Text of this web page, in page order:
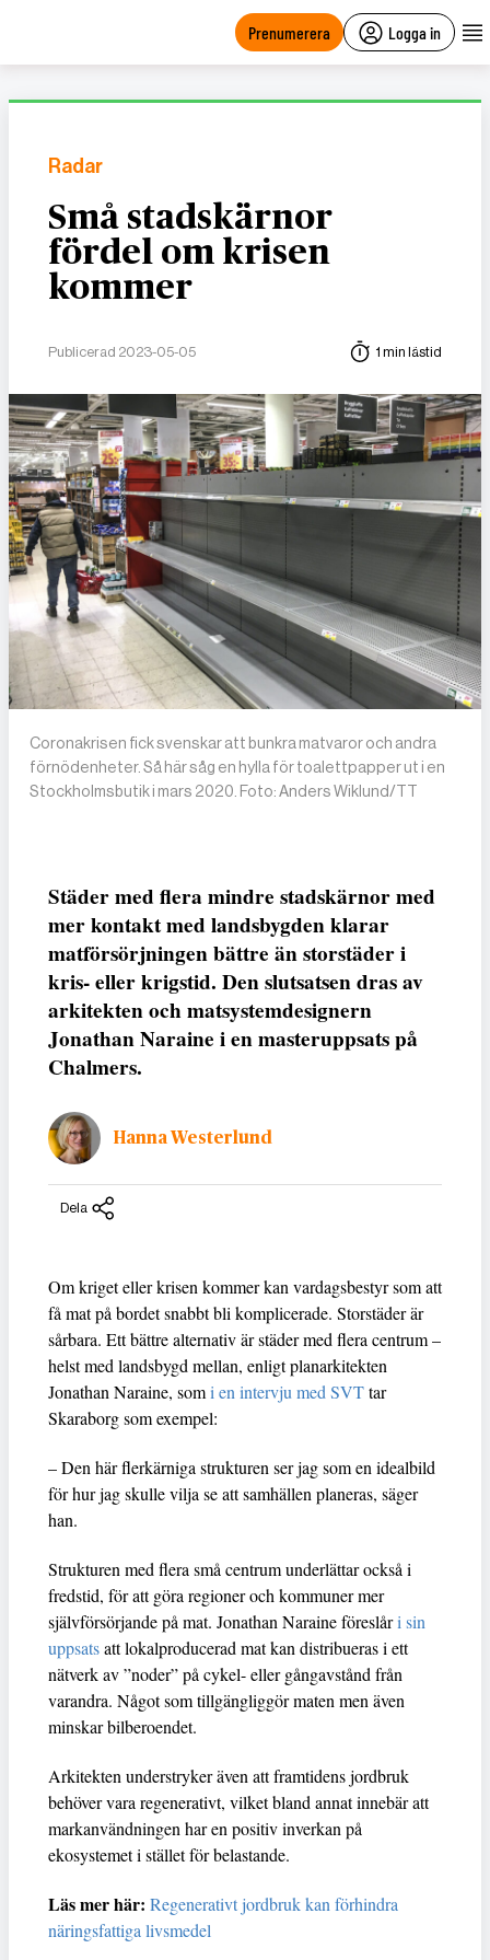
Prenumerera Logga in
Radar
Små stadskärnor
fördel om krisen
kommer
Publicerad 2023-05-05 1 min lästid
Coronakrisen fick svenskar att bunkra matvaror och andra
förnödenheter. Så här såg en hylla för toalettpapper ut i en
Stockholmsbutik i mars 2020. Foto: Anders Wiklund/TT
Städer med flera mindre stadskärnor med
mer kontakt med landsbygden klarar
matförsörjningen bättre än storstäder i
kris- eller krigstid. Den slutsatsen dras av
arkitekten och matsystemdesignern
Jonathan Naraine i en masteruppsats på
Chalmers.
Hanna Westerlund
Dela
Om kriget eller krisen kommer kan vardagsbestyr som att
få mat på bordet snabbt bli komplicerade. Storstäder är
sårbara. Ett bättre alternativ är städer med flera centrum –
helst med landsbygd mellan, enligt planarkitekten
Jonathan Naraine, somi en intervju med SVTtar
Skaraborg som exempel:
– Den här flerkärniga strukturen ser jag som en idealbild
för hur jag skulle vilja se att samhällen planeras, säger
han.
Strukturen med flera små centrum underlättar också i
fredstid, för att göra regioner och kommuner mer
självförsörjande på mat. Jonathan Naraine föreslåri sin
uppsatsatt lokalproducerad mat kan distribueras i ett
nätverk av ”noder” på cykel- eller gångavstånd från
varandra. Något som tillgängliggör maten men även
minskar bilberoendet.
Arkitekten understryker även att framtidens jordbruk
behöver vara regenerativt, vilket bland annat innebär att
markanvändningen har en positiv inverkan på
ekosystemet i stället för belastande.
Läs mer här: Regenerativt jordbruk kan förhindra
näringsfattiga livsmedel